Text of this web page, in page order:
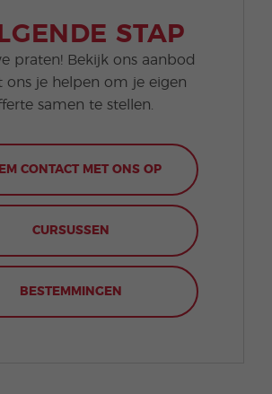
STAP
praten! Bekijk ons aanbod
ons je helpen om je eigen
samen te stellen.
CONTACT MET ONS OP
CURSUSSEN
BESTEMMINGEN